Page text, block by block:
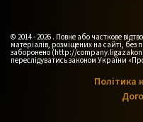
© 2014 - 2026 . Повне або часткове
матеріалів, розміщених на сайті, без
заборонено (http://
переслідуватись законом України
Політика